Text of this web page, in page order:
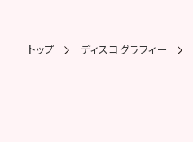
トップ ディスコグラフィー